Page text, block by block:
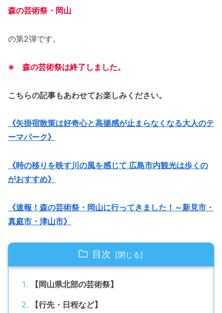
森の芸術祭・岡山
の第2弾です。
※ 森の芸術祭は終了しました。
こちらの記事もあわせてお楽しみください。
《矢掛宿散策は好奇心と高揚感が止まらなくなる大人のテ
ーマパーク》
《時の移りを映す川の風を感じて 広島市内観光は歩くの
がおすすめ》
《速報！森の芸術祭・岡山に行ってきました！～新見市・
真庭市・津山市》
目次
【岡山県北部の芸術祭】
【行先・日程など】